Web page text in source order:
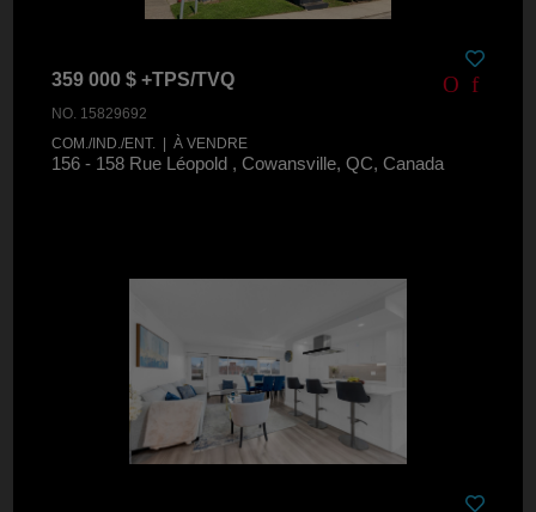
359 000 $ +TPS/TVQ
NO. 15829692
COM./IND./ENT. | À VENDRE
156 - 158 Rue Léopold , Cowansville, QC, Canada